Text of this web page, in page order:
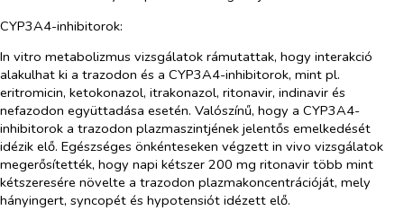
CYP3A4-inhibitorok:
In vitro metabolizmus vizsgálatok rámutattak, hogy interakció
alakulhat ki a trazodon és a CYP3A4-inhibitorok, mint pl.
eritromicin, ketokonazol, itrakonazol, ritonavir, indinavir és
nefazodon együttadása esetén. Valószínű, hogy a CYP3A4-
inhibitorok a trazodon plazmaszintjének jelentős emelkedését
idézik elő. Egészséges önkénteseken végzett in vivo vizsgálatok
megerősítették, hogy napi kétszer 200 mg ritonavir több mint
kétszeresére növelte a trazodon plazmakoncentrációját, mely
hányingert, syncopét és hypotensiót idézett elő.